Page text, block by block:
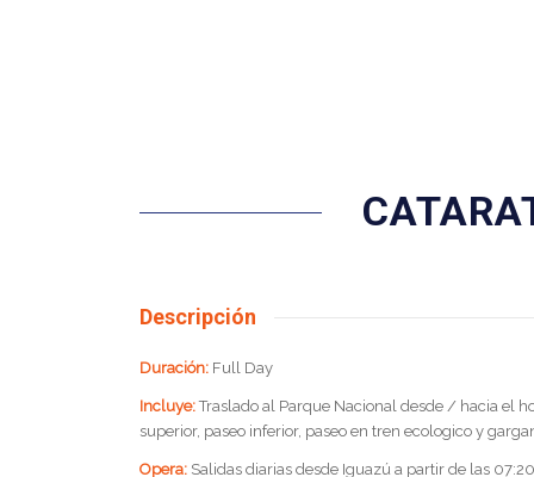
Descripción
Duración: Full Day
Incluye:Traslado al Parque Nacional desde / hacia el
superior, paseo inferior, paseo en tren ecologico y
Opera: Salidas diarias desde Iguazú a partir de las